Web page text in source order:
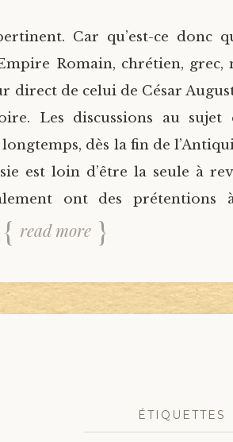
Car qu’est-ce donc
Romain, chrétien, grec,
direct de celui de César
Les discussions au sujet
dès la fin de
est loin d’être la seule à
ont des prétentions
read more
ÉTIQUETTES